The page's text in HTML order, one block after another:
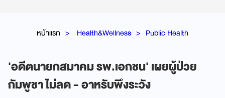
หน้าแรก Health&Wellness Public Health
'อดีตนายกสมาคม รพ.เอกชน' เผยผู้ป่วย
กัมพูชา ไม่ลด - อาหรับพึงระวัง